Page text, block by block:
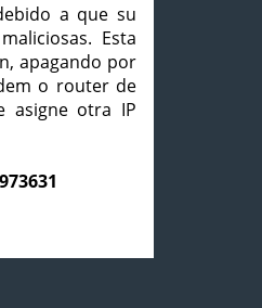
a que su
Esta
apagando por
o router de
otra IP